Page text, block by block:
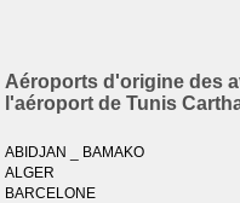
Aéroports d'origine des
l'aéroport de Tunis
ABIDJAN _ BAMAKO
ALGER
BARCELONE